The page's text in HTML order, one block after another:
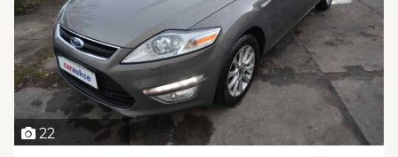
22